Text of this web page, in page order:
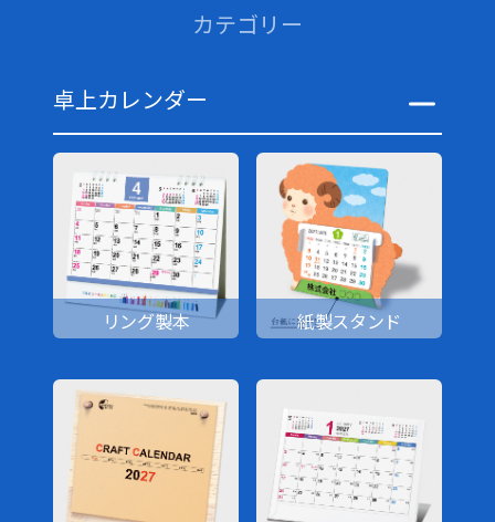
カテゴリー
卓上カレンダー
リング製本 紙製スタンド